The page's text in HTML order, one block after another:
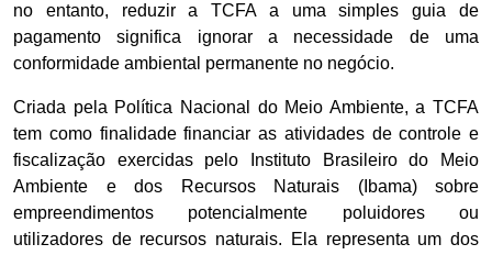
no entanto, reduzir a TCFA a uma simples guia de
pagamento significa ignorar a necessidade de uma
conformidade ambiental permanente no negócio.
Criada pela Política Nacional do Meio Ambiente, a TCFA
tem como finalidade financiar as atividades de controle e
fiscalização exercidas pelo Instituto Brasileiro do Meio
Ambiente e dos Recursos Naturais (Ibama) sobre
empreendimentos potencialmente poluidores ou
utilizadores de recursos naturais. Ela representa um dos